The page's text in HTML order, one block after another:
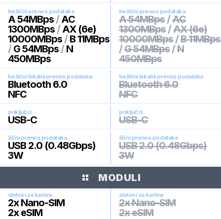
bežični prenos podataka
A 54MBps / AC
1300MBps / AX (6e)
10000MBps / B 11MBps
/ G 54MBps / N
450MBps
bežični prenos podataka
A 54MBps /AC
1300MBps /AX (6e)
10000MBps /B 11MBps
/G 54MBps /N
450MBps
bežični lokalni prenos podataka
Bluetooth 6.0
NFC
bežični lokalni prenos podataka
Bluetooth 6.0
NFC
priključci
USB-C
priključci
USB-C
žični prenos podataka
USB 2.0 (0.48Gbps)
3W
žični prenos podataka
USB 2.0 (0.48Gbps)
3W
MODULI
slotovi za kartice
2x Nano-SIM
2x eSIM
slotovi za kartice
2x Nano-SIM
2x eSIM